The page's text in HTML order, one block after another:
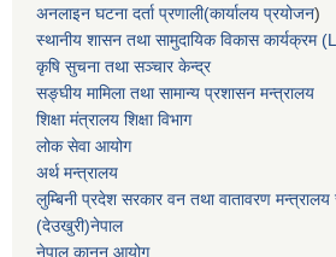
अनलाइन घटना दर्ता प्रणाली(कार्यालय प्रयोजन)
स्थानीय शासन तथा सामुदायिक विकास कार्यक्रम
कृषि सुचना तथा सञ्चार केन्द्र
सङ्घीय मामिला तथा सामान्य प्रशासन मन्त्रालय
शिक्षा मंत्रालय शिक्षा विभाग
लोक सेवा आयोग
अर्थ मन्त्रालय
लुम्बिनी प्रदेश सरकार वन तथा वातावरण मन्त्रालय
(देउखुरी)नेपाल
नेपाल कानुन आयोग